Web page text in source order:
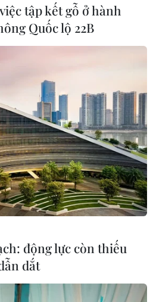
nơi trong ngày đầu kỳ
từ ngày 22-24/6 trời oi bức,
phổ biến từ 34-35 độ, có
tập kết gỗ ở hành
Quốc lộ 22B
động lực còn thiếu
dắt